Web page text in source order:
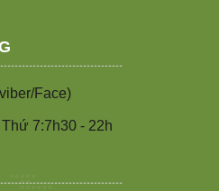
Face)
7:7h30 - 22h